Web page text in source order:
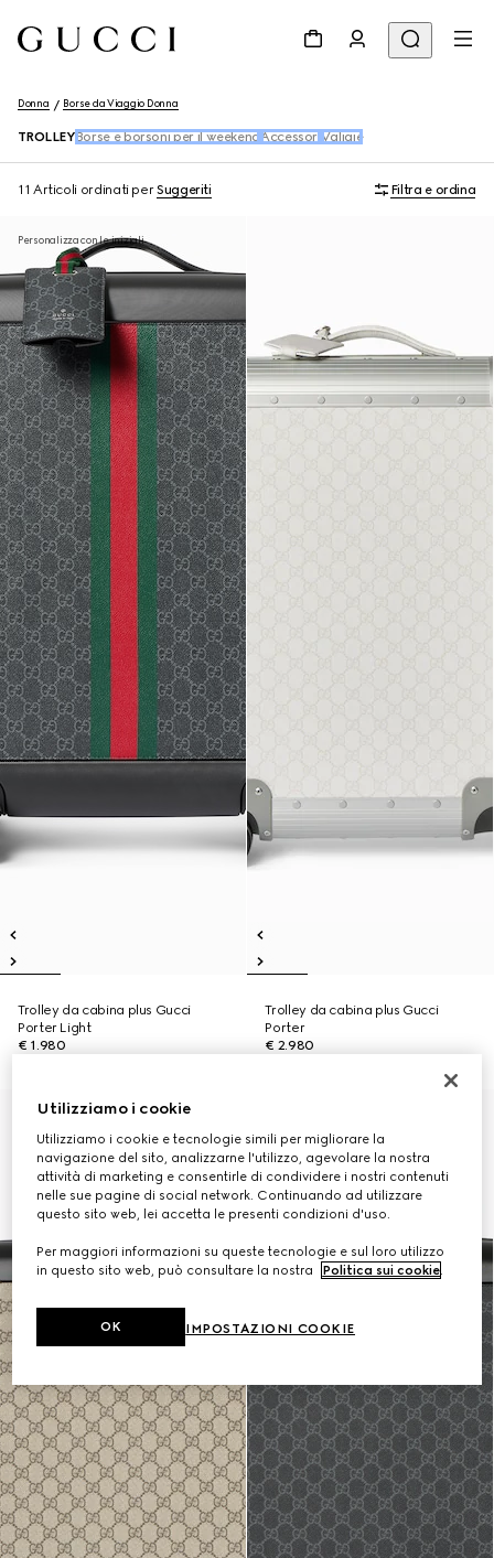
Donna Borse da Viaggio Donna
TROLLEYBorse e borsoni per il weekend Accessori Valigie
11 Articoli ordinati perSuggeriti Filtra e ordina
Personalizza con le iniziali
Trolley da cabina plus Gucci
Porter Light
€ 1.980
Trolley da cabina plus Gucci
Porter
€ 2.980
Utilizziamo i cookie
Utilizziamo i cookie e tecnologie simili per migliorare la
navigazione del sito, analizzarne l'utilizzo, agevolare la nostra
attività di marketing e consentirle di condividere i nostri contenuti
nelle sue pagine di social network. Continuando ad utilizzare
questo sito web, lei accetta le presenti condizioni d'uso.
Per maggiori informazioni su queste tecnologie e sul loro utilizzo
in questo sito web, può consultare la nostra
Politica sui cookie
IMPOSTAZIONI COOKIE
OK